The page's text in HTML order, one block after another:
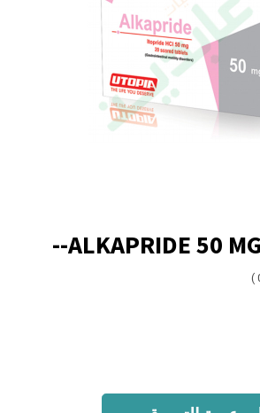
ALKAPRIDE 50